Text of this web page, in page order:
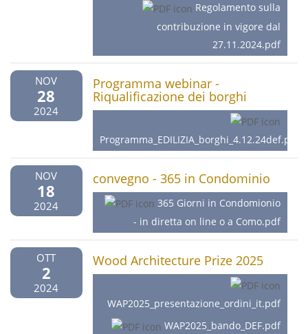
Regolamento sulla
contribuzione in vigore dal
27.11.2024.pdf
NOV
28
2024
Programma webinar -
Riqualificazione dei borghi
Programma_EDILIZIA_borghi_4.12.24def.pdf
NOV
18
2024
convegno - 365 in Condominio
365 Giorni in Condomionio
- in diretta on line o a Como.pdf
OTT
2
2024
Wood Architecture Prize 2025
WAP2025_presentazione_ordini_it.pdf
WAP2025_bando_DEF.pdf